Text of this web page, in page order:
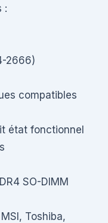
:
2666)
compatibles
état fonctionnel
SO-DIMM
Toshiba,